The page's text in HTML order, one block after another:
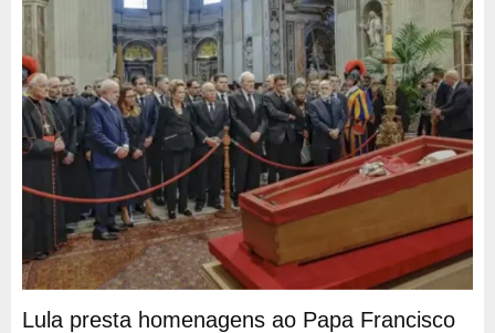
Lula presta homenagens ao Papa Francisco